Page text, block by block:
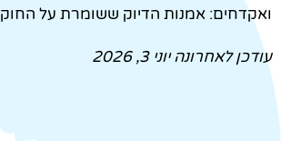
ואקדחים: אמנות הדיוק ששומרת על החוק
עודכן לאחרונהיוני 3, 2026